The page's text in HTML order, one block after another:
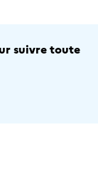
suivre toute